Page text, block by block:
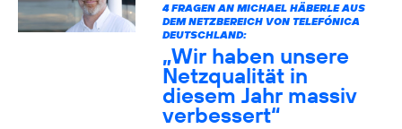
4 FRAGEN AN MICHAEL HÄBERLE AUS
DEM NETZBEREICH VON TELEFÓNICA
DEUTSCHLAND:
„Wir haben unsere
Netzqualität in
diesem Jahr massiv
verbessert“